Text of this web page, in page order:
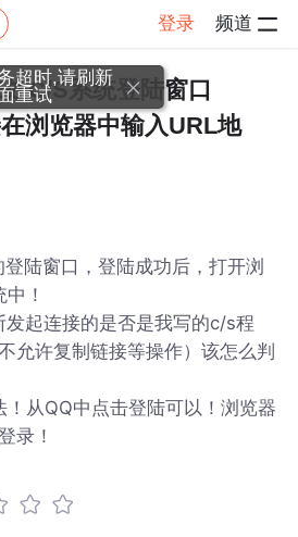
登录 频道
帖子详情
C/S系统登陆窗口
浏览器中输入URL地
陆窗口，登陆成功后，打开浏
！
起连接的是否是我写的c/s程
允许复制链接等操作）该怎么判
从QQ中点击登陆可以！浏览器
录！
超时,请刷新
重试